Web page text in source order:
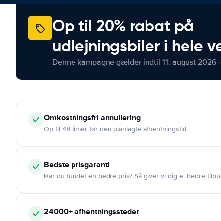
Op til 20% rabat på
udlejningsbiler i hele
Denne kampagne gælder indtil 11. august 2026
Omkostningsfri annullering
Op til 48 timer før den planlagte afhentningstid
Bedste prisgaranti
Har du fundet en bedre pris? Så giver vi dig et bedre
24000+afhentningssteder